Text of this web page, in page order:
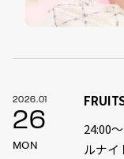
2026.01
26
MON
24:00
ルナイ